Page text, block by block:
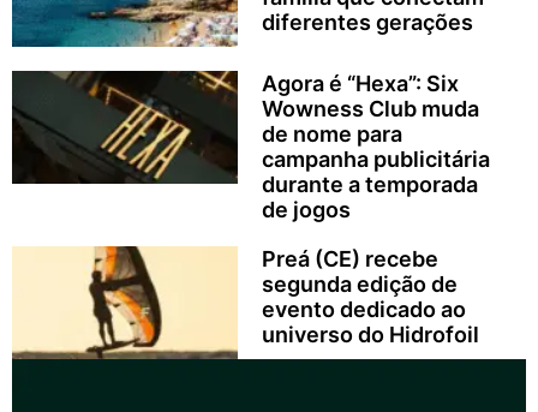
diferentes gerações
Agora é “Hexa”: Six
Wowness Club muda
de nome para
campanha publicitária
durante a temporada
de jogos
Preá (CE) recebe
segunda edição de
evento dedicado ao
universo do Hidrofoil